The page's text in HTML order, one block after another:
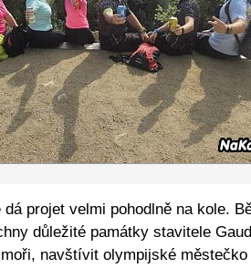
projet velmi pohodlně na kole.
důležité památky stavitele
navštívit olympijské městečko